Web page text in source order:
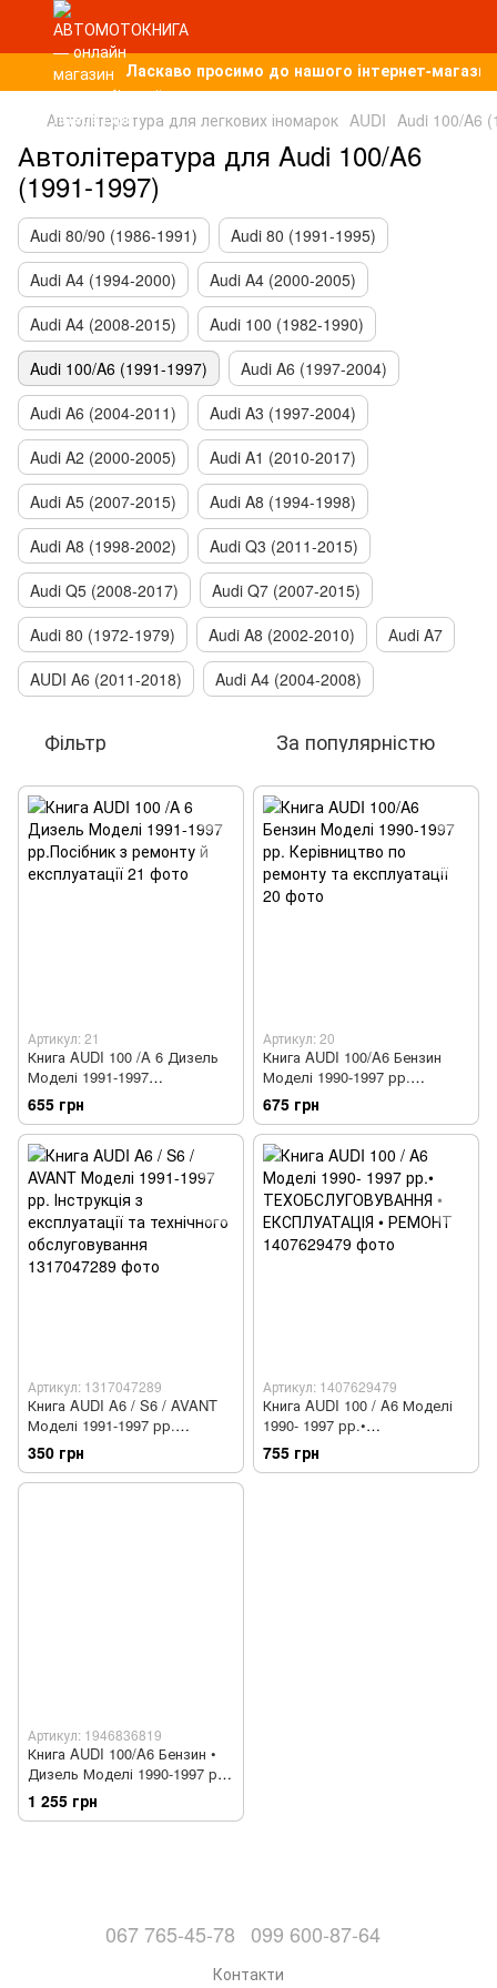
Ласкаво просимо до нашого інтернет-
Автолітература для легкових іномарок AUDI Audi 100/A6
Автолітература для Audi 100/A6
(1991-1997)
Audi 80/90 (1986-1991)
Audi 80 (1991-1995)
Audi A4 (1994-2000)
Audi A4 (2000-2005)
Audi A4 (2008-2015)
Audi 100 (1982-1990)
Audi 100/A6 (1991-1997)
Audi A6 (1997-2004)
Audi A6 (2004-2011)
Audi A3 (1997-2004)
Audi A2 (2000-2005)
Audi A1 (2010-2017)
Audi A5 (2007-2015)
Audi A8 (1994-1998)
Audi A8 (1998-2002)
Audi Q3 (2011-2015)
Audi Q5 (2008-2017)
Audi Q7 (2007-2015)
Audi 80 (1972-1979)
Audi A8 (2002-2010)
Аudi A7
AUDI A6 (2011-2018)
Audi A4 (2004-2008)
Фільтр За популярністю
Артикул: 21
Книга AUDI 100 /A 6 Дизель
Моделі 1991-1997
рр.Посібник з ремонту й
експлуатації
655 грн
Артикул: 20
Книга AUDI 100/A6 Бензин
Моделі 1990-1997 рр.
Керівництво по ремонту та
експлуатації
675 грн
Артикул: 1317047289
Книга AUDI A6 / S6 / AVANT
Моделі 1991-1997 рр.
Інструкція з експлуатації та
технічного обслуговування
350 грн
Артикул: 1407629479
Книга AUDI 100 / A6 Моделі
1990- 1997 рр.•
ТЕХОБСЛУГОВУВАННЯ •
ЕКСПЛУАТАЦІЯ • РЕМОНТ
755 грн
Артикул: 1946836819
Книга AUDI 100/A6 Бензин •
Дизель Моделі 1990-1997 рр.
Посібник з ремонту й
експлуатації
1 255 грн
067 765-45-78 099 600-87-64
Контакти